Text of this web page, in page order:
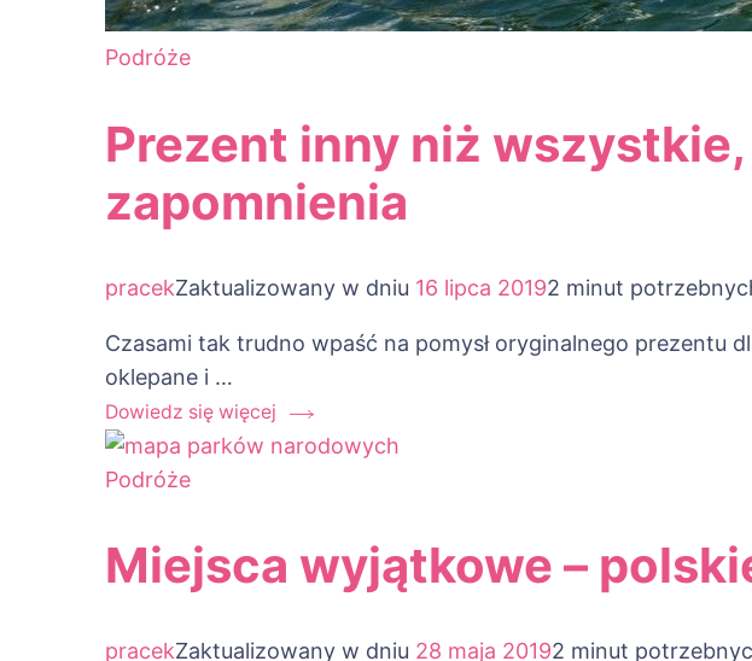
Podróże
Prezent inny niż
zapomnienia
pracekZaktualizowany w dniu 16 lipca 20192 minut
Czasami tak trudno wpaść na pomysł oryginalnego prezentu
oklepane i …
Dowiedz się więcej
Podróże
Miejsca wyjątkowe –
pracekZaktualizowany w dniu 28 maja 20192 minut